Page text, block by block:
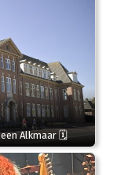
Alkmaar 🗓